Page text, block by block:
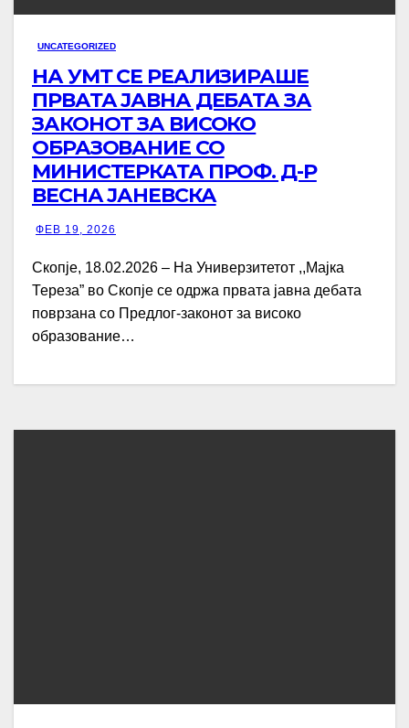
UNCATEGORIZED
НА УМТ СЕ РЕАЛИЗИРАШЕ
ПРВАТА ЈАВНА ДЕБАТА ЗА
ЗАКОНОТ ЗА ВИСОКО
ОБРАЗОВАНИЕ СО
МИНИСТЕРКАТА ПРОФ. Д-Р
ВЕСНА ЈАНЕВСКА
ФЕВ 19, 2026
Скопје, 18.02.2026 – На Универзитетот ,,Мајка
Тереза” во Скопје се одржа првата јавна дебата
поврзана со Предлог-законот за високо
образование…